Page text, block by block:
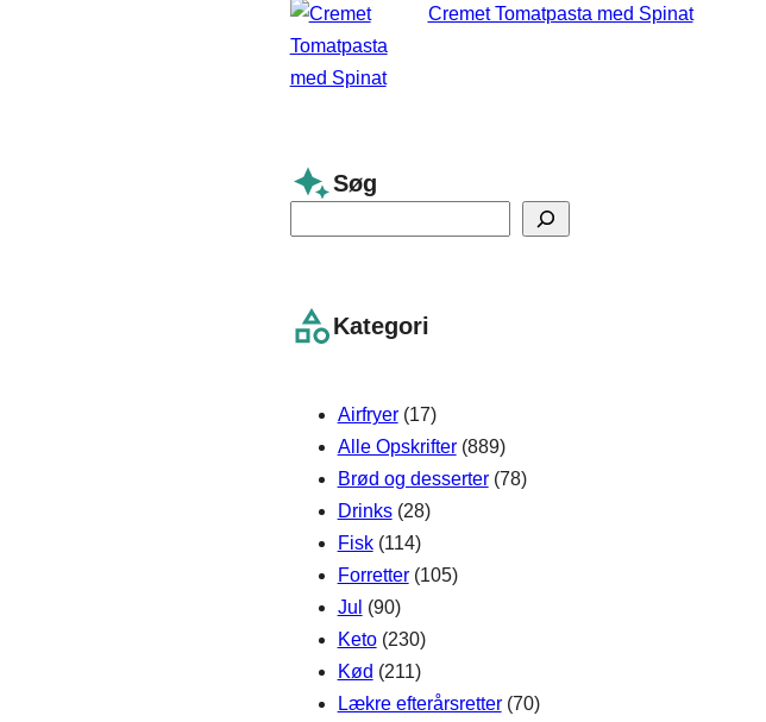
Cremet Tomatpasta med Spinat
Søg
c
Kategori
Airfryer(17)
Alle Opskrifter(889)
Brød og desserter(78)
Drinks(28)
Fisk(114)
Forretter(105)
Jul (90)
Keto(230)
Kød (211)
Lækre efterårsretter(70)